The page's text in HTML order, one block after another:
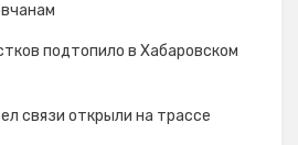
подтопило в Хабаровском
связи открыли на трассе